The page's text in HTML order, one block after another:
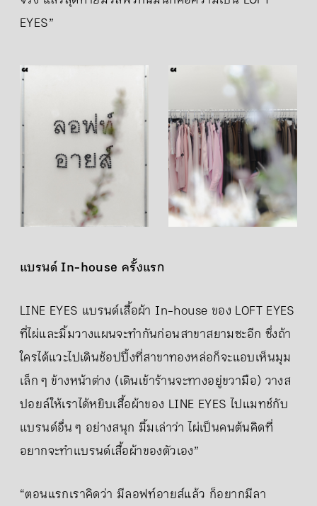
EYES”
แบรนด์ In-house ครั้งแรก
LINE EYES แบรนด์เสื้อผ้า In-house ของ LOFT EYES
ที่ไผ่และมิ้มวางแผนจะทำกันก่อนสาขาสยามซะอีก ซึ่งถ้า
ใครได้แวะไปเดินช้อปปิ้งที่สาขาทองหล่อก็จะแอบเห็นมุม
เล็ก ๆ ข้างหน้าต่าง (เดินเข้าร้านจะทางอยู่ขวามือ) วางส
ปอยล์ให้เราได้หยิบเสื้อผ้าของ LINE EYES ไปแมทช์กับ
แบรนด์อื่น ๆ อย่างสนุก มิ้มเล่าว่า ไผ่เป็นคนต้นคิดที่
อยากจะทำแบรนด์เสื้อผ้าของตัวเอง”
“ตอนแรกเราคิดว่า มีลอฟท์อายส์แล้ว ก็อยากมีลา